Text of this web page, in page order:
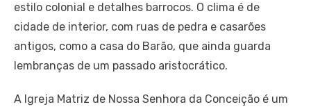
estilo colonial e detalhes barrocos. O clima é de
cidade de interior, com ruas de pedra e casarões
antigos, como a casa do Barão, que ainda guarda
lembranças de um passado aristocrático.
A Igreja Matriz de Nossa Senhora da Conceição é um